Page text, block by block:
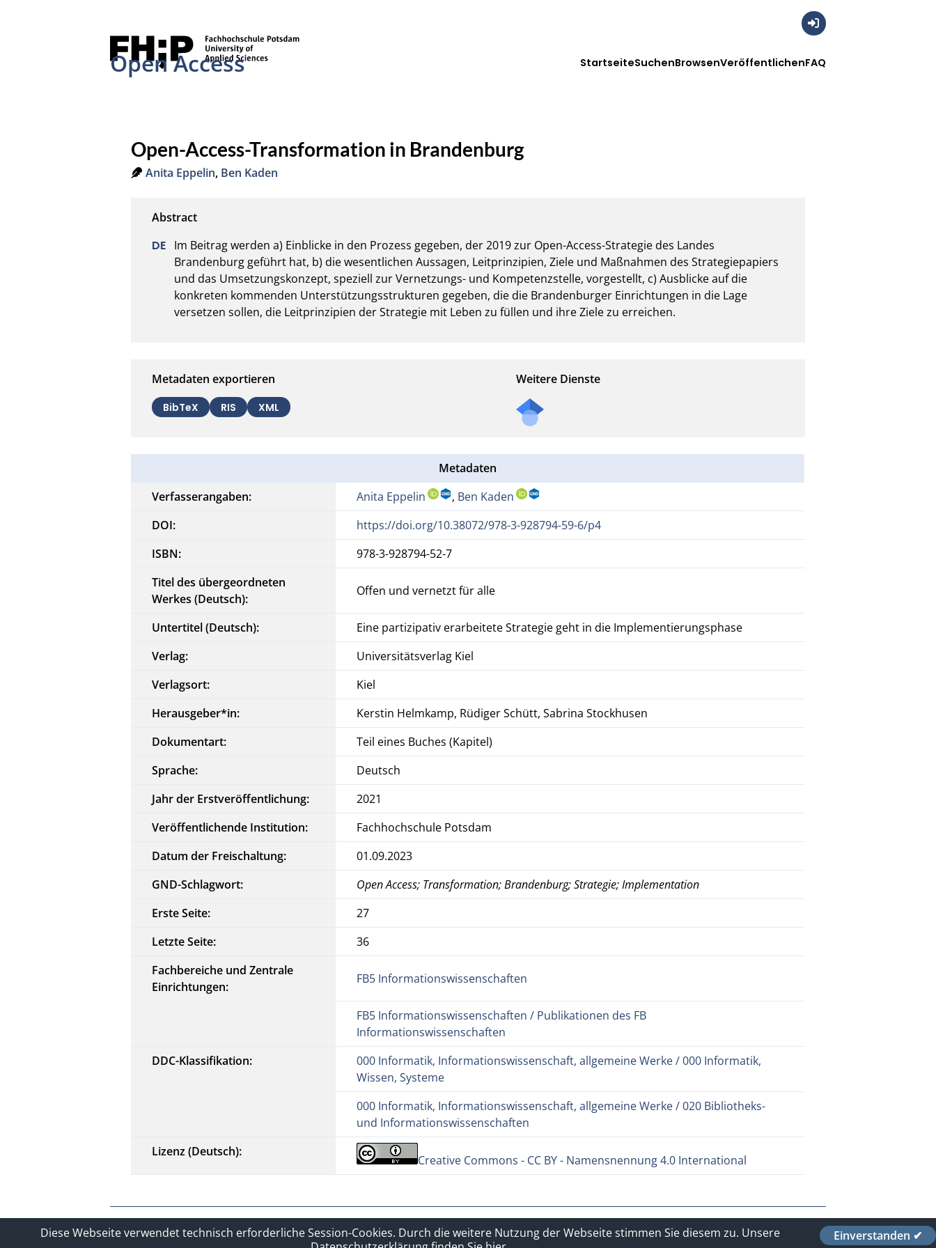
Open Access StartseiteSuchenBrowsenVeröffentlichenFAQ
Open-Access-Transformation in Brandenburg
Anita Eppelin, Ben Kaden
Im Beitrag werden a) Einblicke in den Prozess gegeben, der 2019 zur Open-Access-Strategie des Landes
Brandenburg geführt hat, b) die wesentlichen Aussagen, Leitprinzipien, Ziele und Maßnahmen des Strategiepapiers
und das Umsetzungskonzept, speziell zur Vernetzungs- und Kompetenzstelle, vorgestellt, c) Ausblicke auf die
konkreten kommenden Unterstützungsstrukturen gegeben, die die Brandenburger Einrichtungen in die Lage
versetzen sollen, die Leitprinzipien der Strategie mit Leben zu füllen und ihre Ziele zu erreichen.
Metadaten exportieren
BibTeX RIS XML
Weitere Dienste
Metadaten
Verfasserangaben:
Anita Eppelin , Ben Kaden
DOI:
https://doi.org/10.38072/978-3-928794-59-6/p4
ISBN:
978-3-928794-52-7
Titel des übergeordneten
Werkes (Deutsch):
Offen und vernetzt für alle
Untertitel (Deutsch):
Eine partizipativ erarbeitete Strategie geht in die Implementierungsphase
Verlag:
Universitätsverlag Kiel
Verlagsort:
Kiel
Herausgeber*in:
Kerstin Helmkamp, Rüdiger Schütt, Sabrina Stockhusen
Dokumentart:
Teil eines Buches (Kapitel)
Sprache:
Deutsch
Jahr der Erstveröffentlichung:
2021
Veröffentlichende Institution:
Fachhochschule Potsdam
Datum der Freischaltung:
01.09.2023
GND-Schlagwort:
Open Access; Transformation; Brandenburg; Strategie; Implementation
Erste Seite:
27
Letzte Seite:
36
Fachbereiche und Zentrale
Einrichtungen:
FB5 Informationswissenschaften
FB5 Informationswissenschaften / Publikationen des FB
Informationswissenschaften
DDC-Klassifikation:
000 Informatik, Informationswissenschaft, allgemeine Werke / 000 Informatik,
Wissen, Systeme
000 Informatik, Informationswissenschaft, allgemeine Werke / 020 Bibliotheks-
und Informationswissenschaften
Lizenz (Deutsch):
Creative Commons - CC BY - Namensnennung 4.0 International
Kontakt Impressum Datenschutzerklärung Sitelinks Einverstanden ✔
Diese Webseite verwendet technisch erforderliche Session-Cookies. Durch die weitere Nutzung der Webseite stimmen Sie diesem zu. Unsere